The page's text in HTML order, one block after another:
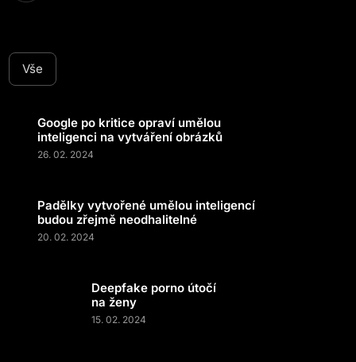
Vše
Google po kritice opraví umělou
inteligenci na vytváření obrázků
26. 02. 2024
Padělky vytvořené umělou inteligencí
budou zřejmě neodhalitelné
20. 02. 2024
Deepfake porno útočí
na ženy
15. 02. 2024